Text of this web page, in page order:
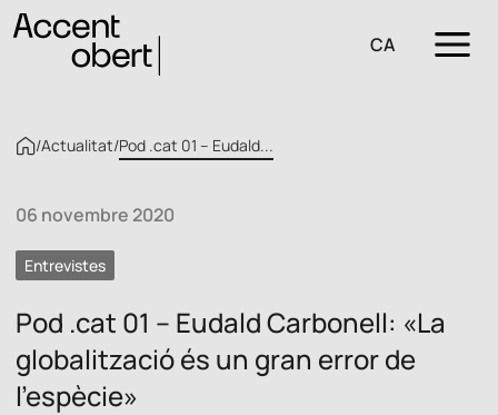
CA
/Actualitat/Pod .cat 01 – Eudald...
06 novembre 2020
Entrevistes
Pod .cat 01 – Eudald Carbonell: «La
globalització és un gran error de
l’espècie»